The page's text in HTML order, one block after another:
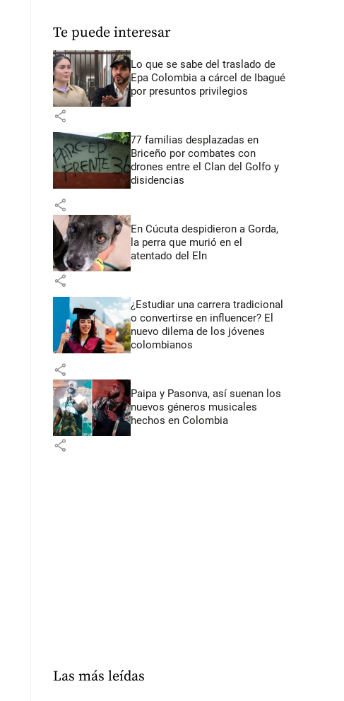
Te puede interesar
Lo que se sabe del traslado de
Epa Colombia a cárcel de Ibagué
por presuntos privilegios
share
77 familias desplazadas en
Briceño por combates con
drones entre el Clan del Golfo y
disidencias
share
En Cúcuta despidieron a Gorda,
la perra que murió en el
atentado del Eln
share
¿Estudiar una carrera tradicional
o convertirse en influencer? El
nuevo dilema de los jóvenes
colombianos
share
Paipa y Pasonva, así suenan los
nuevos géneros musicales
hechos en Colombia
share
Las más leídas